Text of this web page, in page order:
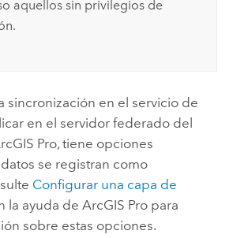
aquellos sin privilegios de
sincronización en el servicio de
en el servidor federado del
Pro, tiene opciones
se registran como
Configurar una capa de
la ayuda de ArcGIS Propara
sobre estas opciones.